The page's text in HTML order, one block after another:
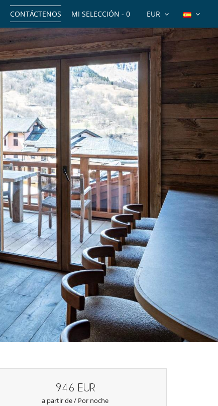
EUR
MI SELECCIÓN - 0
CONTÁCTENOS
946 EUR
a partir de / Por noche